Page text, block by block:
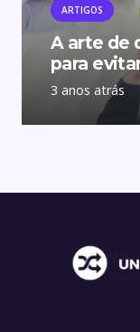
ARTIGOS
A arte de
para
3 anos atrás